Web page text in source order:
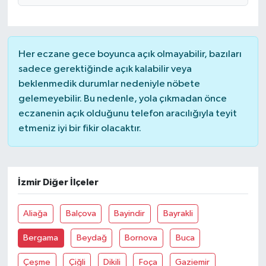
Her eczane gece boyunca açık olmayabilir, bazıları
sadece gerektiğinde açık kalabilir veya
beklenmedik durumlar nedeniyle nöbete
gelemeyebilir. Bu nedenle, yola çıkmadan önce
eczanenin açık olduğunu telefon aracılığıyla teyit
etmeniz iyi bir fikir olacaktır.
İzmir Diğer İlçeler
Aliağa Balçova Bayindir Bayrakli
Bergama Beydağ Bornova Buca
Çeşme Çiğli Dikili Foça Gaziemir